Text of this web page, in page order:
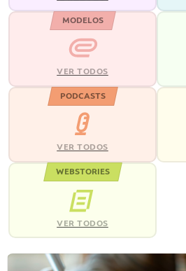
MODELOS
VER TODOS
PODCASTS
VER TODOS
WEBSTORIES
VER TODOS